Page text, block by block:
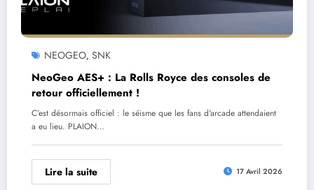
NEOGEO, SNK
NeoGeo AES+ : La Rolls Royce des consoles de
retour officiellement !
C’est désormais officiel : le séisme que les fans d'arcade attendaient
a eu lieu. PLAION…
Lire la suite 17 Avril 2026